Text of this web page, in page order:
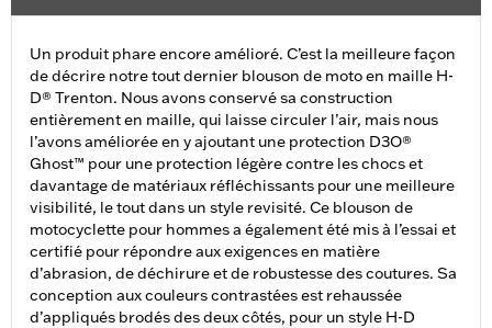
Un produit phare encore amélioré. C’est la meilleure façon
de décrire notre tout dernier blouson de moto en maille H-
D® Trenton. Nous avons conservé sa construction
entièrement en maille, qui laisse circuler l’air, mais nous
l’avons améliorée en y ajoutant une protection D3O®
Ghost™ pour une protection légère contre les chocs et
davantage de matériaux réfléchissants pour une meilleure
visibilité, le tout dans un style revisité. Ce blouson de
motocyclette pour hommes a également été mis à l’essai et
certifié pour répondre aux exigences en matière
d’abrasion, de déchirure et de robustesse des coutures. Sa
conception aux couleurs contrastées est rehaussée
d’appliqués brodés des deux côtés, pour un style H-D